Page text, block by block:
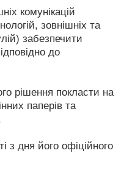
комунікацій
зовнішніх та
забезпечити
до
рішення покласти на
паперів та
з дня його офіційного